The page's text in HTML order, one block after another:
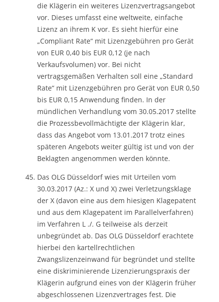
die Klägerin ein weiteres Lizenzvertragsangebot
vor. Dieses umfasst eine weltweite, einfache
Lizenz an ihrem K vor. Es sieht hierfür eine
„Compliant Rate“ mit Lizenzgebühren pro Gerät
von EUR 0,40 bis EUR 0,12 (je nach
Verkaufsvolumen) vor. Bei nicht
vertragsgemäßen Verhalten soll eine „Standard
Rate“ mit Lizenzgebühren pro Gerät von EUR 0,50
bis EUR 0,15 Anwendung finden. In der
mündlichen Verhandlung vom 30.05.2017 stellte
die Prozessbevollmächtigte der Klägerin klar,
dass das Angebot vom 13.01.2017 trotz eines
späteren Angebots weiter gültig ist und von der
Beklagten angenommen werden könnte.
Das OLG Düsseldorf wies mit Urteilen vom
30.03.2017 (Az.: X und X) zwei Verletzungsklage
der X (davon eine aus dem hiesigen Klagepatent
und aus dem Klagepatent im Parallelverfahren)
im Verfahren L ./. G teilweise als derzeit
unbegründet ab. Das OLG Düsseldorf erachtete
hierbei den kartellrechtlichen
Zwangslizenzeinwand für begründet und stellte
eine diskriminierende Lizenzierungspraxis der
Klägerin aufgrund eines von der Klägerin früher
abgeschlossenen Lizenzvertrages fest. Die